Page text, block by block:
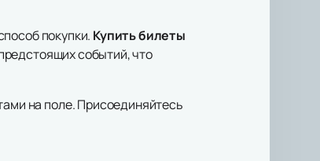
покупки. Купить билеты
событий, что
на поле. Присоединяйтесь